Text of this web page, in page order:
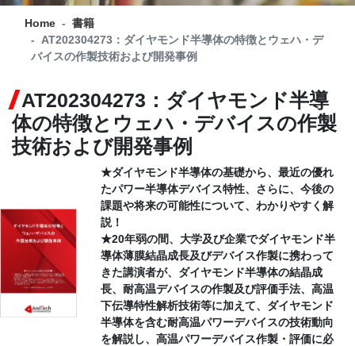
Q&A
SITE MAP
CONTACT
Home
書籍
AT202304273：ダイヤモンド半導体の特徴とウェハ・デ
バイスの作製技術および開発事例
AT202304273：ダイヤモンド半導
体の特徴とウェハ・デバイスの作製
技術および開発事例
★ダイヤモンド半導体の基礎から、最近の優れ
たパワー半導体デバイス特性、さらに、今後の
課題や将来の可能性について、わかりやすく解
説！
★20年弱の間、大学及び企業でダイヤモンド半
導体薄膜結晶成長及びデバイス作製に携わって
きた講演者が、ダイヤモンド半導体の結晶成
長、耐高温デバイスの作製及び評価手法、高温
下伝導特性解析技術等に加えて、ダイヤモンド
半導体を含む耐高温パワーデバイスの技術動向
を解説し、高温パワーデバイス作製・評価に必